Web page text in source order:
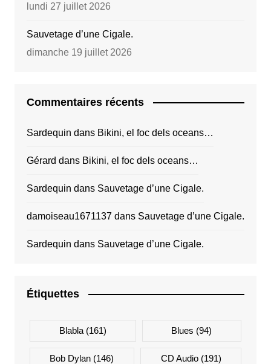
lundi 27 juillet 2026
Sauvetage d’une Cigale.
dimanche 19 juillet 2026
Commentaires récents
Sardequin dans Bikini, el foc dels oceans…
Gérard dans Bikini, el foc dels oceans…
Sardequin dans Sauvetage d’une Cigale.
damoiseau1671137dans Sauvetage d’une Cigale.
Sardequin dans Sauvetage d’une Cigale.
Étiquettes
Blabla(161) Blues (94)
Bob Dylan (146) CD Audio(191)